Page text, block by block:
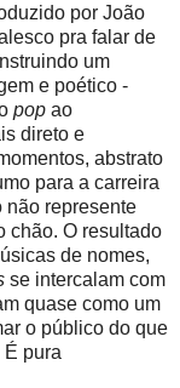
por João
pra falar de
um
e poético -
pop ao
direto e
abstrato
para a carreira
não represente
chão. O resultado
de nomes,
se intercalam com
quase como um
o público do que
pura